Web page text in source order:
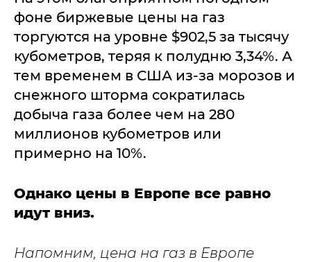
фоне биржевые цены на газ
торгуются на уровне $902,5 за тысячу
кубометров, теряя к полудню 3,34%. А
тем временем в США из-за морозов и
снежного шторма сократилась
добыча газа более чем на 280
миллионов кубометров или
примерно на 10%.
Однако цены в Европе все равно
идут вниз.
Напомним, цена на газ в Европе